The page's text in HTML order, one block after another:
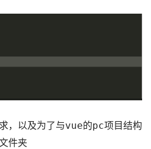
，以及为了与vue的pc项目结构
件夹